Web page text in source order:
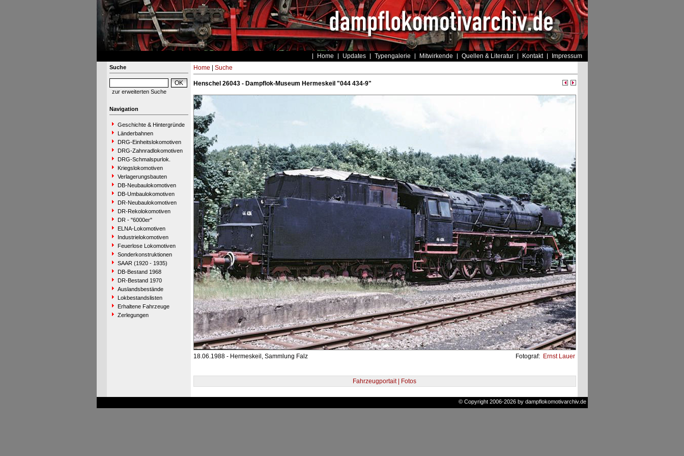
Home Updates Typengalerie Mitwirkende Quellen & Literatur Kontakt Impressum
Suche
zur erweiterten Suche
Navigation
Geschichte & Hintergründe
Länderbahnen
DRG-Einheitslokomotiven
DRG-Zahnradlokomotiven
DRG-Schmalspurlok.
Kriegslokomotiven
Verlagerungsbauten
DB-Neubaulokomotiven
DB-Umbaulokomotiven
DR-Neubaulokomotiven
DR-Rekolokomotiven
DR - "6000er"
ELNA-Lokomotiven
Industrielokomotiven
Feuerlose Lokomotiven
Sonderkonstruktionen
SAAR (1920 - 1935)
DB-Bestand 1968
DR-Bestand 1970
Auslandsbestände
Lokbestandslisten
Erhaltene Fahrzeuge
Zerlegungen
Home Suche
Henschel 26043 - Dampflok-Museum Hermeskeil "044 434-9"
18.06.1988 - Hermeskeil, Sammlung Falz Fotograf: Ernst Lauer
Fahrzeugportait | Fotos
© Copyright 2006-2026 by dampflokomotivarchiv.de